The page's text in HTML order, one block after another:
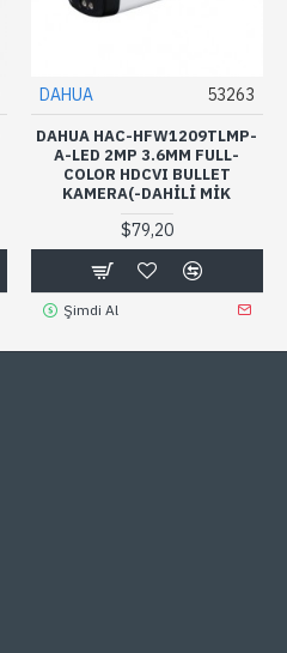
DAHUA 53263
DAHUA HAC-HFW1209TLMP-
A-LED 2MP 3.6MM FULL-
COLOR HDCVI BULLET
KAMERA(-DAHILI MIK
$79,20
Şimdi Al